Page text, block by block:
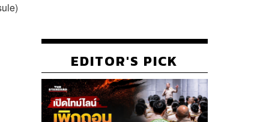
EDITOR'S PICK